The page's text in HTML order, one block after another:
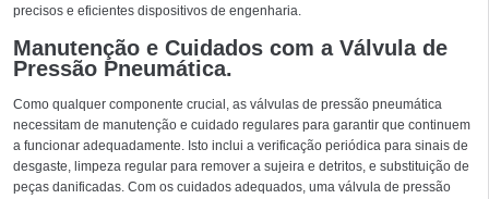
precisos e eficientes dispositivos de engenharia.
Manutenção e Cuidados com a Válvula de
Pressão Pneumática.
Como qualquer componente crucial, as válvulas de pressão pneumática
necessitam de manutenção e cuidado regulares para garantir que continuem
a funcionar adequadamente. Isto inclui a verificação periódica para sinais de
desgaste, limpeza regular para remover a sujeira e detritos, e substituição de
peças danificadas. Com os cuidados adequados, uma válvula de pressão